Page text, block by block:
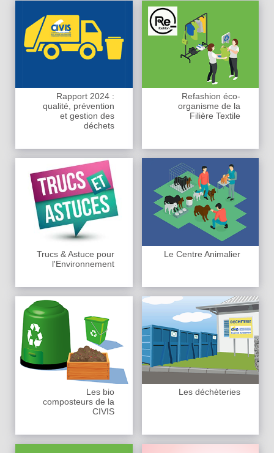
Rapport 2024 :
qualité, prévention
et gestion des
déchets
Refashion éco-
organisme de la
Filière Textile
Trucs & Astuce pour
l'Environnement
Le Centre Animalier
Les bio
composteurs de la
CIVIS
Les déchèteries